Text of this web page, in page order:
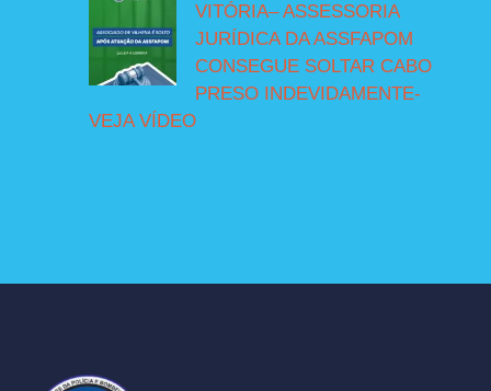
VITÓRIA– ASSESSORIA
JURÍDICA DA ASSFAPOM
CONSEGUE SOLTAR CABO
PRESO INDEVIDAMENTE-
VEJA VÍDEO